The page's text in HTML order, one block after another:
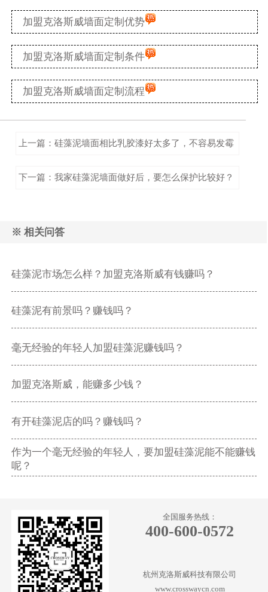
加盟克洛斯威墙面定制优势
加盟克洛斯威墙面定制条件
加盟克洛斯威墙面定制流程
上一篇：硅藻泥墙面相比乳胶漆好太多了，不容易发霉
下一篇：我家硅藻泥墙面做好后，要怎么保护比较好？
※ 相关问答
硅藻泥市场怎么样？加盟克洛斯威有钱赚吗？
硅藻泥有前景吗？赚钱吗？
毫无经验的年轻人加盟硅藻泥赚钱吗？
加盟克洛斯威，能赚多少钱？
有开硅藻泥店的吗？赚钱吗？
作为一个毫无经验的年轻人，要加盟硅藻泥能不能赚钱
呢？
全国服务热线：
400-600-0572
杭州克洛斯威科技有限公司
www.crosswaycn.com